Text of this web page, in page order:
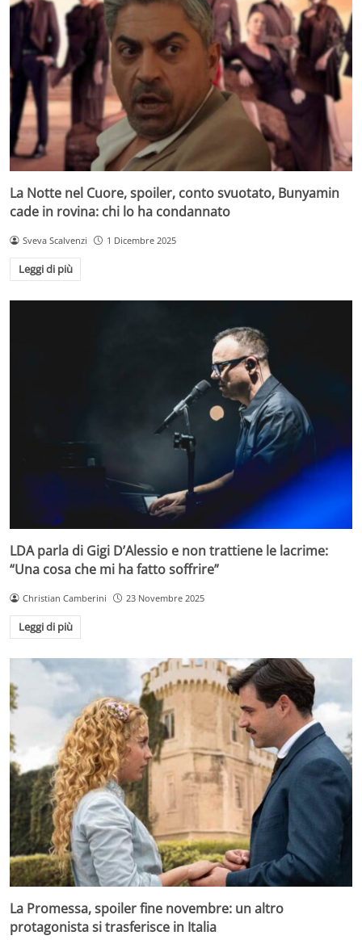
La Notte nel Cuore, spoiler, conto svuotato, Bunyamin
cade in rovina: chi lo ha condannato
Sveva Scalvenzi 1 Dicembre 2025
Leggi di più
LDA parla di Gigi D’Alessio e non trattiene le lacrime:
“Una cosa che mi ha fatto soffrire”
Christian Camberini 23 Novembre 2025
Leggi di più
La Promessa, spoiler fine novembre: un altro
protagonista si trasferisce in Italia